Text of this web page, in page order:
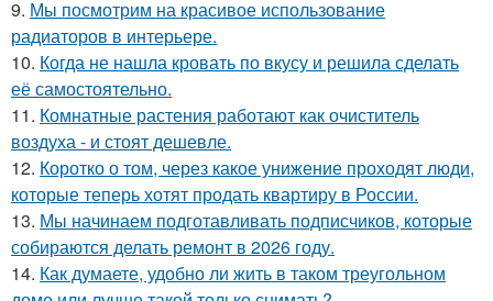
9. Мы посмотрим на красивое использование
радиаторов в интерьере.
10. Когда не нашла кровать по вкусу и решила сделать
её самостоятельно.
11. Комнатные растения работают как очиститель
воздуха - и стоят дешевле.
12. Коротко о том, через какое унижение проходят люди,
которые теперь хотят продать квартиру в России.
13. Мы начинаем подготавливать подписчиков, которые
собираются делать ремонт в 2026 году.
14. Как думаете, удобно ли жить в таком треугольном